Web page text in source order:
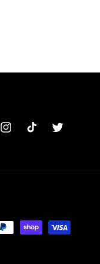
InstagramTikTok Twitter